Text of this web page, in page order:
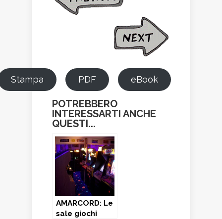
Stampa PDF eBook
POTREBBERO
INTERESSARTI ANCHE
QUESTI...
AMARCORD: Le
sale giochi